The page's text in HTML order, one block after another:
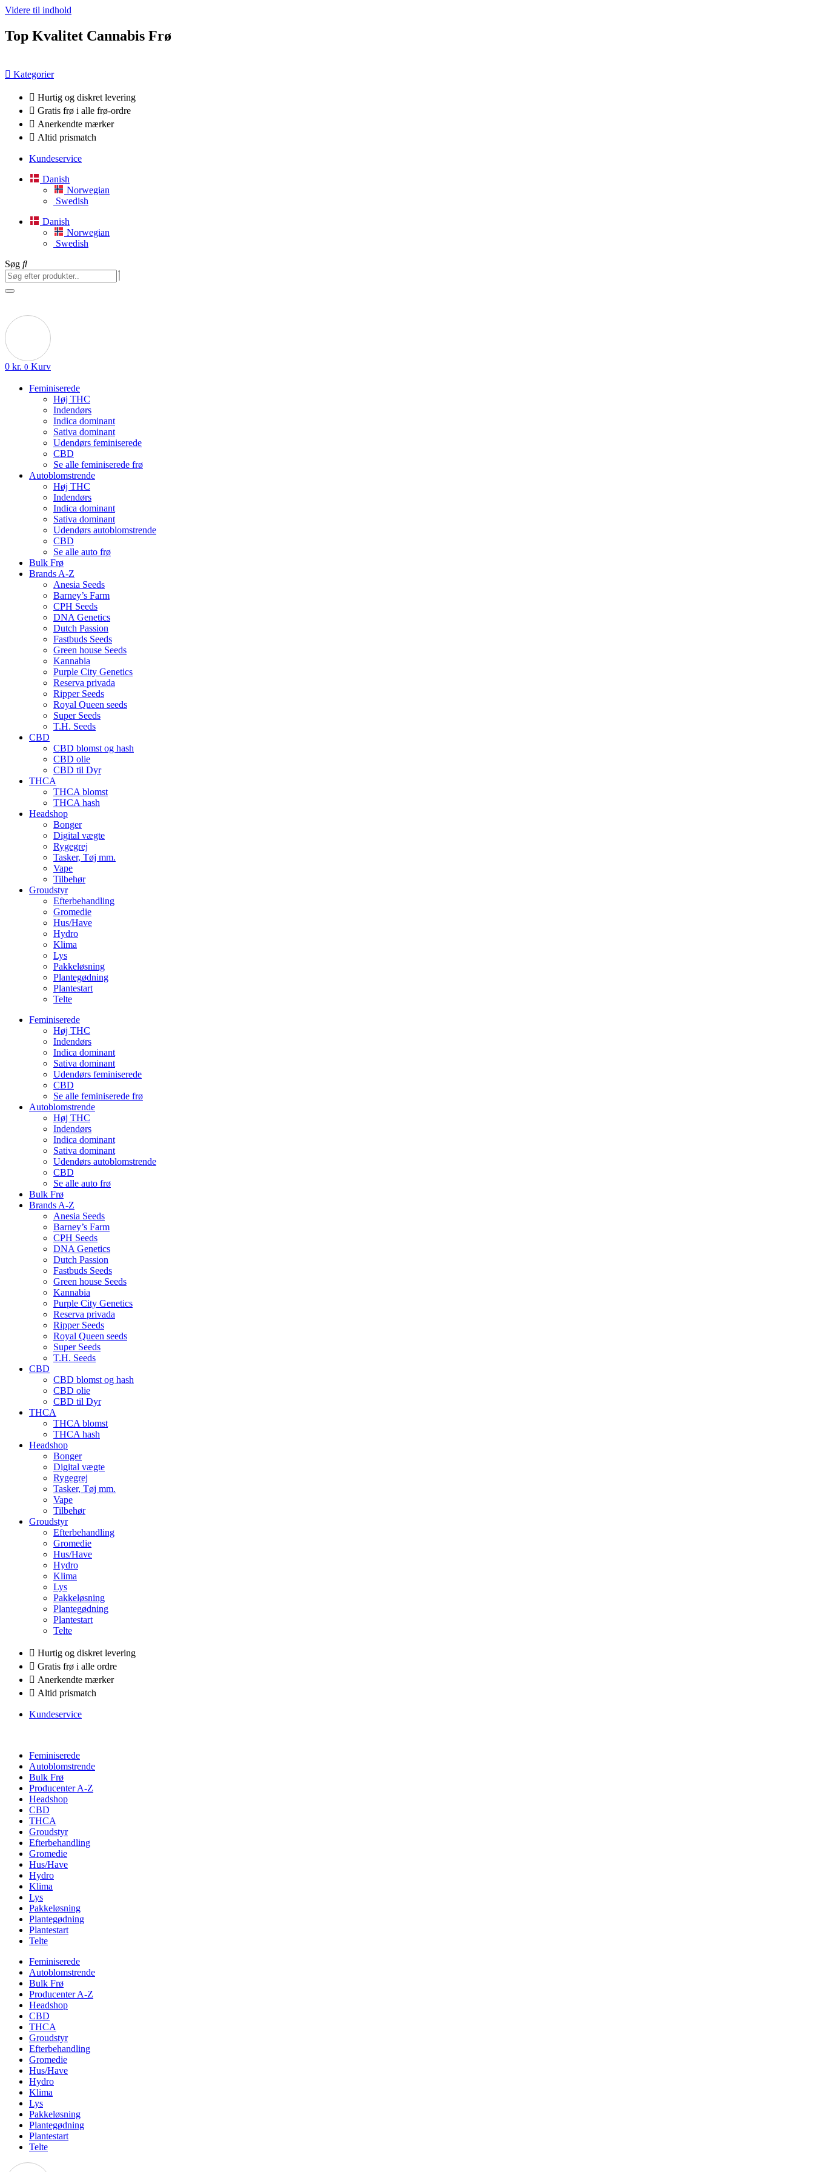
Videre til indhold
Top Kvalitet Cannabis Frø
Kategorier
Hurtig og diskret levering
Gratis frø i alle frø-ordre
Anerkendte mærker
Altid prismatch
Kundeservice
Danish
Norwegian
Swedish
Danish
Norwegian
Swedish
Søg
0 kr. 0 Kurv
Feminiserede
Høj THC
Indendørs
Indica dominant
Sativa dominant
Udendørs feminiserede
CBD
Se alle feminiserede frø
Autoblomstrende
Høj THC
Indendørs
Indica dominant
Sativa dominant
Udendørs autoblomstrende
CBD
Se alle auto frø
Bulk Frø
Brands A-Z
Anesia Seeds
Barney’s Farm
CPH Seeds
DNA Genetics
Dutch Passion
Fastbuds Seeds
Green house Seeds
Kannabia
Purple City Genetics
Reserva privada
Ripper Seeds
Royal Queen seeds
Super Seeds
T.H. Seeds
CBD
CBD blomst og hash
CBD olie
CBD til Dyr
THCA
THCA blomst
THCA hash
Headshop
Bonger
Digital vægte
Rygegrej
Tasker, Tøj mm.
Vape
Tilbehør
Groudstyr
Efterbehandling
Gromedie
Hus/Have
Hydro
Klima
Lys
Pakkeløsning
Plantegødning
Plantestart
Telte
Feminiserede
Høj THC
Indendørs
Indica dominant
Sativa dominant
Udendørs feminiserede
CBD
Se alle feminiserede frø
Autoblomstrende
Høj THC
Indendørs
Indica dominant
Sativa dominant
Udendørs autoblomstrende
CBD
Se alle auto frø
Bulk Frø
Brands A-Z
Anesia Seeds
Barney’s Farm
CPH Seeds
DNA Genetics
Dutch Passion
Fastbuds Seeds
Green house Seeds
Kannabia
Purple City Genetics
Reserva privada
Ripper Seeds
Royal Queen seeds
Super Seeds
T.H. Seeds
CBD
CBD blomst og hash
CBD olie
CBD til Dyr
THCA
THCA blomst
THCA hash
Headshop
Bonger
Digital vægte
Rygegrej
Tasker, Tøj mm.
Vape
Tilbehør
Groudstyr
Efterbehandling
Gromedie
Hus/Have
Hydro
Klima
Lys
Pakkeløsning
Plantegødning
Plantestart
Telte
Hurtig og diskret levering
Gratis frø i alle ordre
Anerkendte mærker
Altid prismatch
Kundeservice
Feminiserede
Autoblomstrende
Bulk Frø
Producenter A-Z
Headshop
CBD
THCA
Groudstyr
Efterbehandling
Gromedie
Hus/Have
Hydro
Klima
Lys
Pakkeløsning
Plantegødning
Plantestart
Telte
Feminiserede
Autoblomstrende
Bulk Frø
Producenter A-Z
Headshop
CBD
THCA
Groudstyr
Efterbehandling
Gromedie
Hus/Have
Hydro
Klima
Lys
Pakkeløsning
Plantegødning
Plantestart
Telte